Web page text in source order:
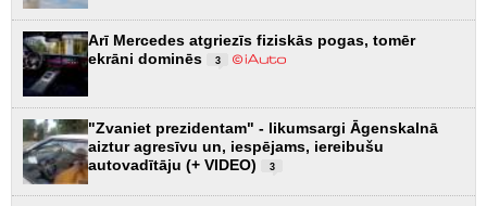
Arī Mercedes atgriezīs fiziskās pogas, tomēr
ekrāni dominēs
3
"Zvaniet prezidentam" - likumsargi Āgenskalnā
aiztur agresīvu un, iespējams, iereibušu
autovadītāju (+ VIDEO)
3